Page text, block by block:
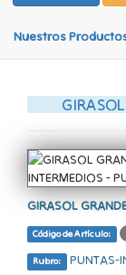
Nuestros
GIRASOL
Código de Artículo:
Rubro: PUNTAS-